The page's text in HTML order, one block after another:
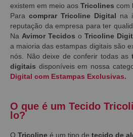
existem em meio aos Tricolines com
Para comprar Tricoline Digital na
reputação da empresa para ter
Na Avimor Tecidos o Tricoline
a maioria das estampas digitais são
nós. Não deixe de conferir todas as
digitais disponíveis em nossa
Digital com Estampas Exclusivas.
O que é um Tecido
lo?
O Tricoline é um tipo de tecido de